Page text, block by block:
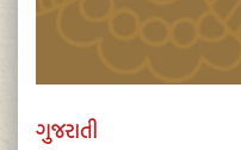
ગુજરાતી